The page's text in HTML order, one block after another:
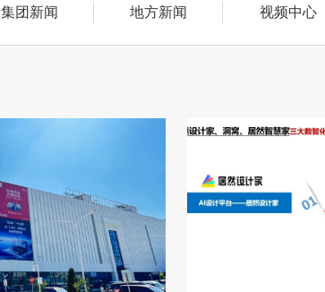
集团新闻 地方新闻 视频中心